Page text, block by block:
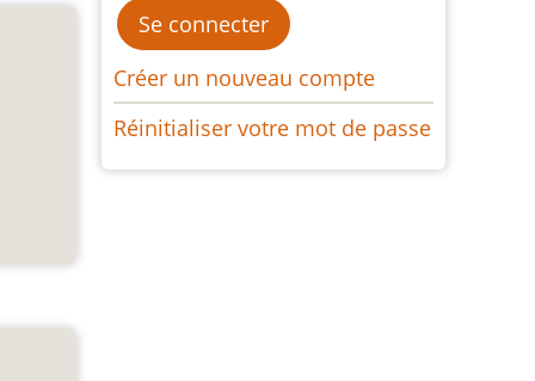
Créer un nouveau compte
Réinitialiser votre mot de passe